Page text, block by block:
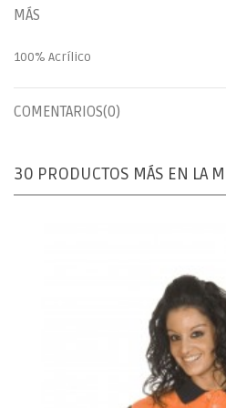
MÁS
100% Acrílico
COMENTARIOS(0)
30 PRODUCTOS MÁS EN LA